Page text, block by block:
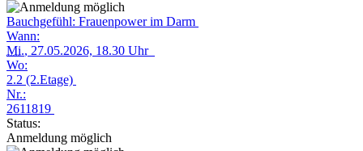
Bauchgefühl: Frauenpower im Darm
Wann:
Mi., 27.05.2026, 18.30 Uhr
Wo:
2.2 (2.Etage)
Nr.:
2611819
Status:
Anmeldung möglich